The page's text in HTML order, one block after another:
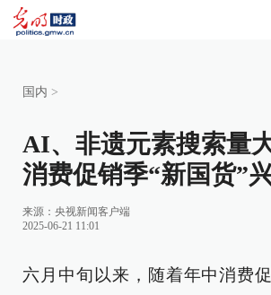
国内 >
AI、非遗元素搜索量
消费促销季“新国货”
来源： 央视新闻客户端
2025-06-21 11:01
六月中旬以来，随着年中消费